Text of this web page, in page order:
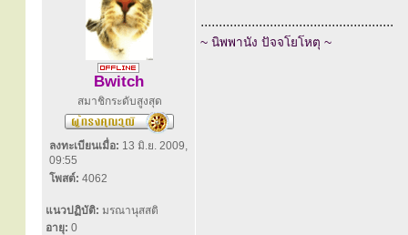
Bwitch
สมาชิกระดับสูงสุด
ลงทะเบียนเมื่อ: 13 มิ.ย. 2009,
09:55
โพสต์: 4062
แนวปฏิบัติ: มรณานุสสติ
อายุ: 0
.....................................................
~ นิพพานัง ปัจจโยโหตุ ~